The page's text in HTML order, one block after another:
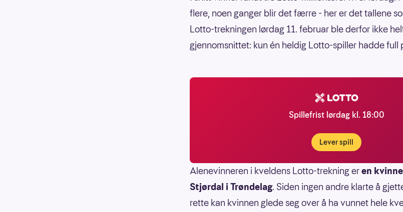
flere, noen ganger blir det færre - her er det tallene
Lotto-trekningen lørdag 11. februar ble derfor ikke
gjennomsnittet: kun én heldig Lotto-spiller hadde full
Spillefrist lørdag kl. 18:00
Lever spill
Alenevinneren i kveldens Lotto-trekning eren
Stjørdal i Trøndelag. Siden ingen andre klarte å
rette kan kvinnen glede seg over å ha vunnet hele